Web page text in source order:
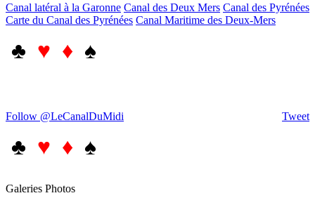
Canal latéral à la Garonne Canal des Deux Mers Canal des Pyrénées
Carte du Canal des Pyrénées Canal Maritime des Deux-Mers
♣ ♥ ♦ ♠
Tweet
Follow @LeCanalDuMidi
♣ ♥ ♦ ♠
Galeries Photos